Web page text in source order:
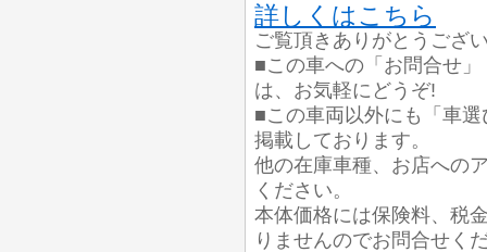
詳しくはこちら
ご覧頂きありがとうござ
■この車への「お問合せ
は、お気軽にどうぞ!
■この車両以外にも「車
掲載しております。
他の在庫車種、お店への
ください。
本体価格には保険料、税
りませんのでお問合せく